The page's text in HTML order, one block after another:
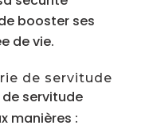
booster ses
de vie.
de servitude
servitude
manières :